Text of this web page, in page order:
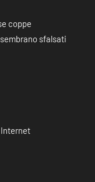
coppe
sfalsati